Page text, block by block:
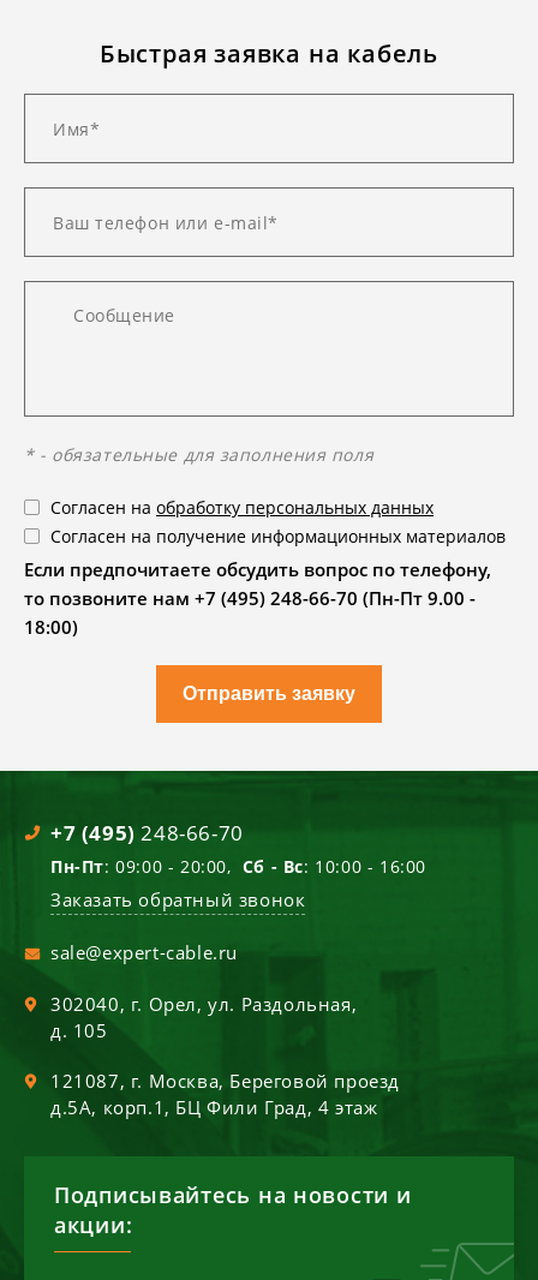
Быстрая заявка на кабель
* - обязательные для заполнения поля
Согласен на обработку персональных данных
Согласен на получение информационных материалов
Если предпочитаете обсудить вопрос по телефону,
то позвоните нам +7 (495) 248-66-70 (Пн-Пт 9.00 -
18:00)
Отправить заявку
+7 (495) 248-66-70
Пн-Пт: 09:00 - 20:00, Сб - Вс: 10:00 - 16:00
Заказать обратный звонок
sale@expert-cable.ru
302040, г. Орел,ул. Раздольная,
д. 105
121087, г. Москва, Береговой проезд
д.5А, корп.1, БЦ Фили Град, 4 этаж
Подписывайтесь на новости и
акции: